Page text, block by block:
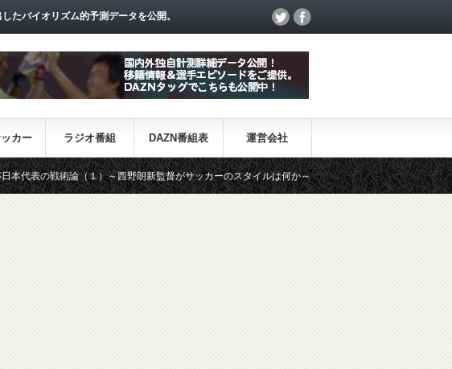
たバイオリズム的予測データを公開。
カー ラジオ番組 DAZN番組表 運営会社
１）～西野朗新監督がサッカーのスタイルは何か～ 【一覧】J1・J2・J3リーグ「退団